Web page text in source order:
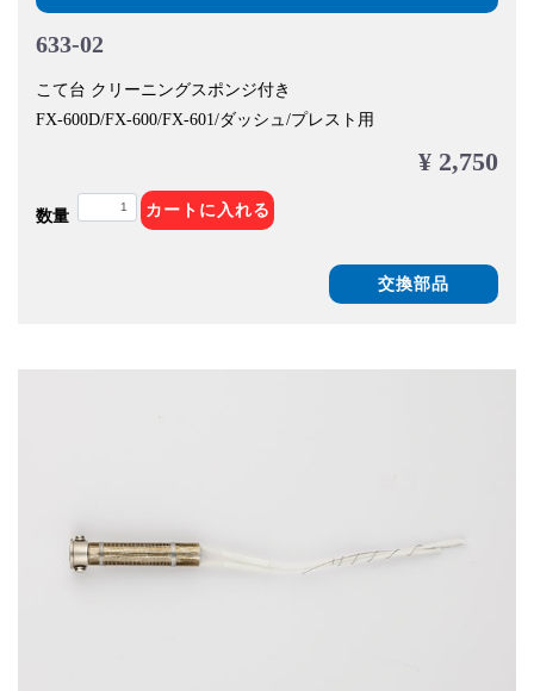
633-02
こて台 クリーニングスポンジ付き
FX-600D/FX-600/FX-601/ダッシュ/プレスト用
¥ 2,750
数量 カートに入れる
交換部品